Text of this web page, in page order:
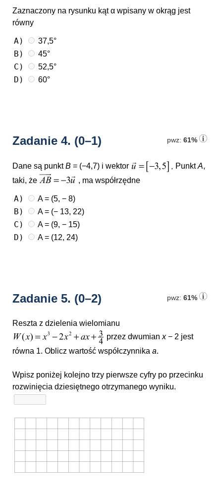
Zaznaczony na rysunku kąt α wpisany w okrąg jest
równy
A) 37,5°
B) 45°
C) 52,5°
D) 60°
pwz: 61%
Zadanie 4. (0–1)
Dane są punkt B = (−4,7) i wektor PunktA
taki, że
, ma współrzędne
A) A = (5, − 8)
B) A = (− 13, 22)
C) A = (9, − 15)
D) A = (12, 24)
pwz: 61%
Zadanie 5. (0–2)
Reszta z dzielenia wielomianu
przez dwumian x− 2 jest
równa 1. Oblicz wartość współczynnika a.
Wpisz poniżej kolejno trzy pierwsze cyfry po przecinku
rozwinięcia dziesiętnego otrzymanego wyniku.